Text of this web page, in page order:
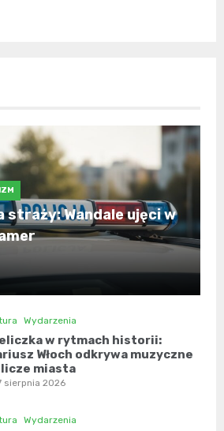
straży: Wandale ujęci w
Wydarzenia
w rytmach historii:
Włoch odkrywa muzyczne
miasta
sierpnia 2026
Wydarzenia